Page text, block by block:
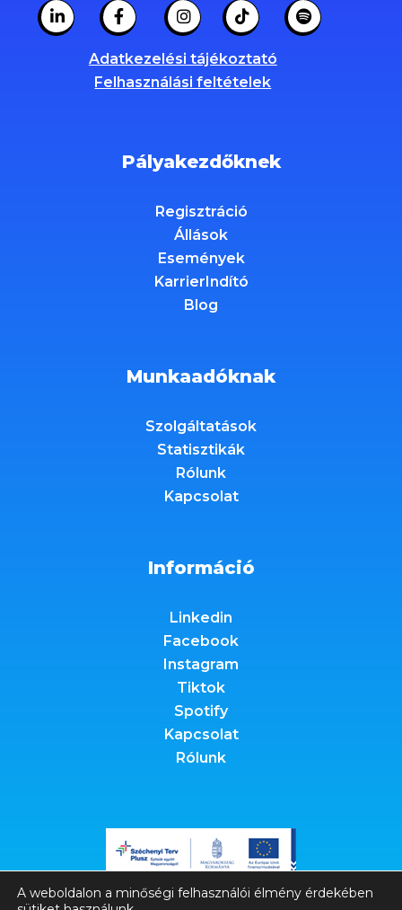
Adatkezelési tájékoztató
Felhasználási feltételek
Pályakezdőknek
Regisztráció
Állások
Események
KarrierIndító
Blog
Munkaadóknak
Szolgáltatások
Statisztikák
Rólunk
Kapcsolat
Információ
Linkedin
Facebook
Instagram
Tiktok
Spotify
Kapcsolat
Rólunk
A weboldalon a minőségi felhasználói élmény érdekében